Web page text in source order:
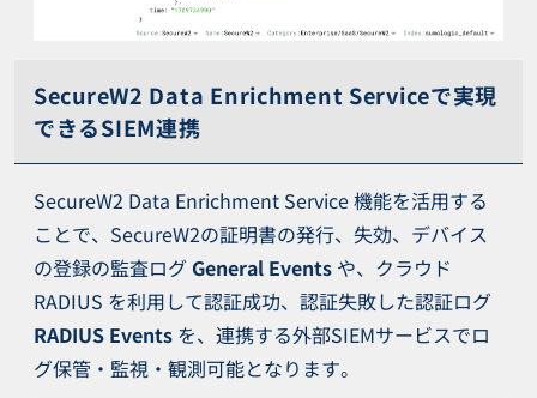
SecureW2 Data Enrichment Serviceで実現
できるSIEM連携
SecureW2 Data Enrichment Service 機能を活用する
ことで、SecureW2の証明書の発行、失効、デバイス
の登録の監査ログ General Events や、クラウド
RADIUS を利用して認証成功、認証失敗した認証ログ
RADIUS Events を、連携する外部SIEMサービスでロ
グ保管・監視・観測可能となります。